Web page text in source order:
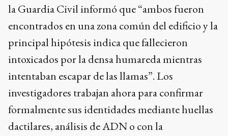
la Guardia Civil informó que “ambos fueron
encontrados en una zona común del edificio y la
principal hipótesis indica que fallecieron
intoxicados por la densa humareda mientras
intentaban escapar de las llamas”. Los
investigadores trabajan ahora para confirmar
formalmente sus identidades mediante huellas
dactilares, análisis de ADN o con la